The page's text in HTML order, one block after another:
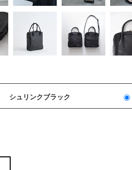
シュリンクブラック